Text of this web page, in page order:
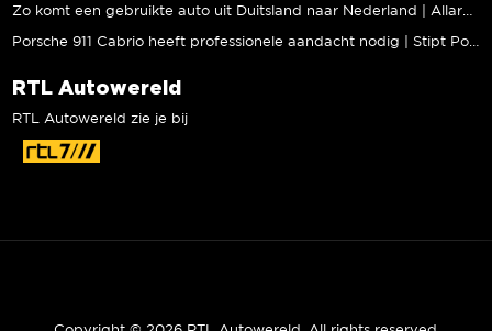
Zo komt een gebruikte auto uit Duitsland naar Nederland | Allard Kalff
Porsche 911 Cabrio heeft professionele aandacht nodig | Stipt Polish Point
RTL Autowereld
RTL Autowereld zie je bij